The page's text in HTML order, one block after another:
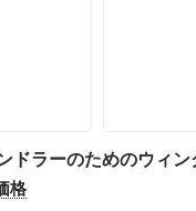
ドラーのためのウィン
格